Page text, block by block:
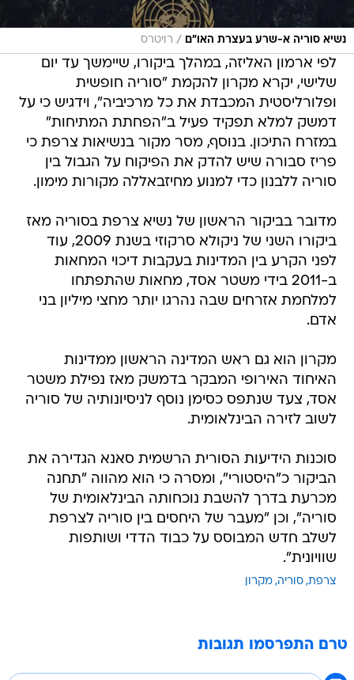
נשיא סוריה א-שרע בעצרת האו"ם / רויטרס
לפי ארמון האליזה, במהלך ביקורו, שיימשך עד יום
שלישי, יקרא מקרון להקמת "סוריה חופשית
ופלורליסטית המכבדת את כל מרכיביה", וידגיש כי על
דמשק למלא תפקיד פעיל ב"הפחתת המתיחות"
במזרח התיכון. בנוסף, מסר מקור בנשיאות צרפת כי
פריז סבורה שיש להדק את הפיקוח על הגבול בין
סוריה ללבנון כדי למנוע מחיזבאללה מקורות מימון.
מדובר בביקור הראשון של נשיא צרפת בסוריה מאז
ביקורו השני של ניקולא סרקוזי בשנת 2009, עוד
לפני הקרע בין המדינות בעקבות דיכוי המחאות
ב-2011 בידי משטר אסד, מחאות שהתפתחו
למלחמת אזרחים שבה נהרגו יותר מחצי מיליון בני
אדם.
מקרון הוא גם ראש המדינה הראשון ממדינות
האיחוד האירופי המבקר בדמשק מאז נפילת משטר
אסד, צעד שנתפס כסימן נוסף לניסיונותיה של סוריה
לשוב לזירה הבינלאומית.
סוכנות הידיעות הסורית הרשמית סאנא הגדירה את
הביקור כ"היסטורי", ומסרה כי הוא מהווה "תחנה
מכרעת בדרך להשבת נוכחותה הבינלאומית של
סוריה", וכן "מעבר של היחסים בין סוריה לצרפת
לשלב חדש המבוסס על כבוד הדדי ושותפות
שוויונית".
צרפת סוריה מקרון
טרם התפרסמו תגובות